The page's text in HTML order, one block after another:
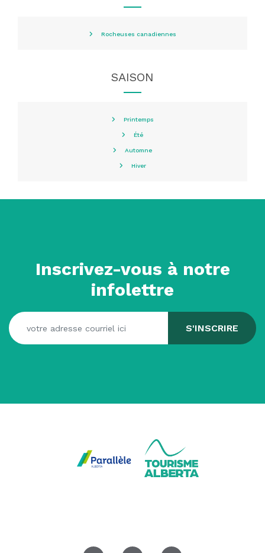
Rocheuses canadiennes
SAISON
Printemps
Été
Automne
Hiver
Inscrivez-vous à notre
infolettre